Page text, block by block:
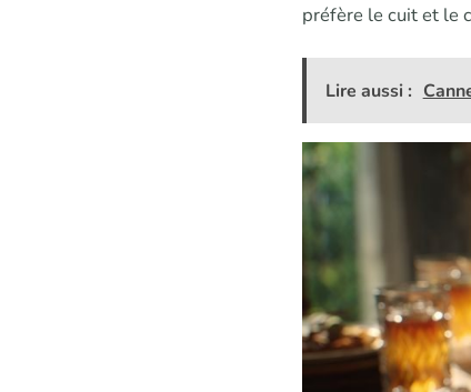
préfère le cuit et le
Lire aussi :